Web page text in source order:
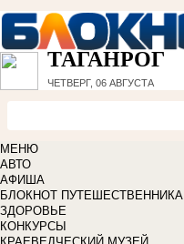
ТАГАНРОГ
ЧЕТВЕРГ, 06 АВГУСТА
МЕНЮ
АВТО
АФИША
БЛОКНОТ ПУТЕШЕСТВЕННИКА
ЗДОРОВЬЕ
КОНКУРСЫ